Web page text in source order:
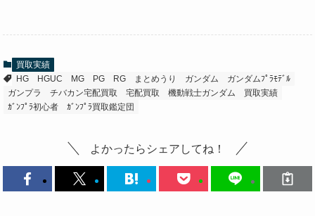
買取実績
HG
HGUC MG PG RG まとめうり ガンダム
ガンダムﾌﾟﾗﾓﾃﾞﾙ
ガンプラ
チバカン宅配買取 宅配買取 機動戦士ガンダム
買取実績
ｶﾞﾝﾌﾟﾗ初心者
ｶﾞﾝﾌﾟﾗ買取鑑定団
よかったらシェアしてね！